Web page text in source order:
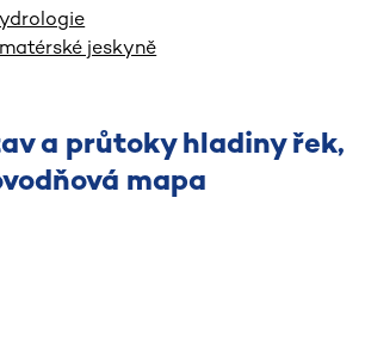
jeskyně
a průtoky hladiny řek,
mapa